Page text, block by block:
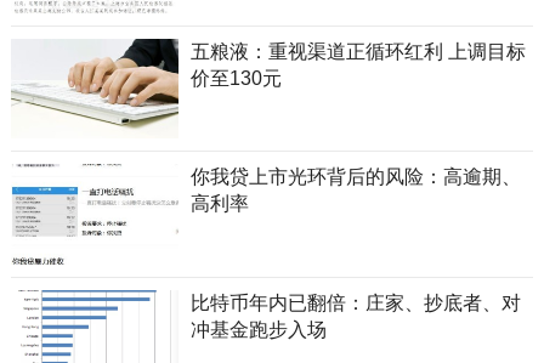
五粮液：重视渠道正循环红利 上调目标
价至130元
你我贷上市光环背后的风险：高逾期、
高利率
比特币年内已翻倍：庄家、抄底者、对
冲基金跑步入场